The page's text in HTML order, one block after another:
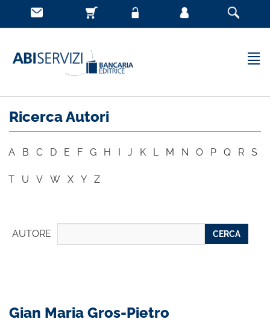
Ricerca Autori
A B C D E F G H I J K L M N O P Q R S
T U V W X Y Z
AUTORE CERCA
Gian Maria Gros-Pietro